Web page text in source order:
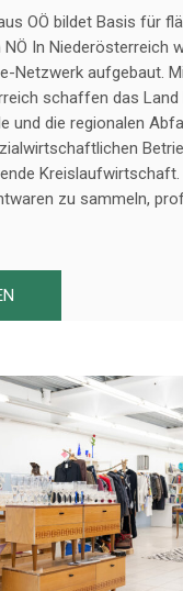
OÖ bildet Basis für
In Niederösterreich
Netzwerk aufgebaut.
schaffen das Land
und die regionalen
zu sammeln,